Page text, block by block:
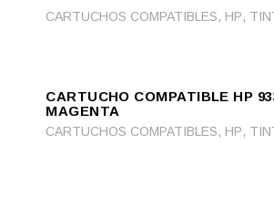
CARTUCHOS COMPATIBLES, HP,
CART
CARTUCHO COMPATIBLE HP
MAGENTA
CARTUCHOS COMPATIBLES, HP,